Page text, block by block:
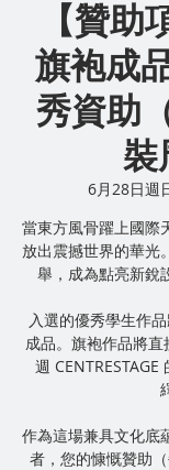
【贊助
旗袍成
秀資助
裝
6月28日週
當東方風骨躍上國際
放出震撼世界的華光
舉，成為點亮新銳
入選的優秀學生作
成品。旗袍作品將
週
作為這場兼具文化底
者，您的慷慨贊助